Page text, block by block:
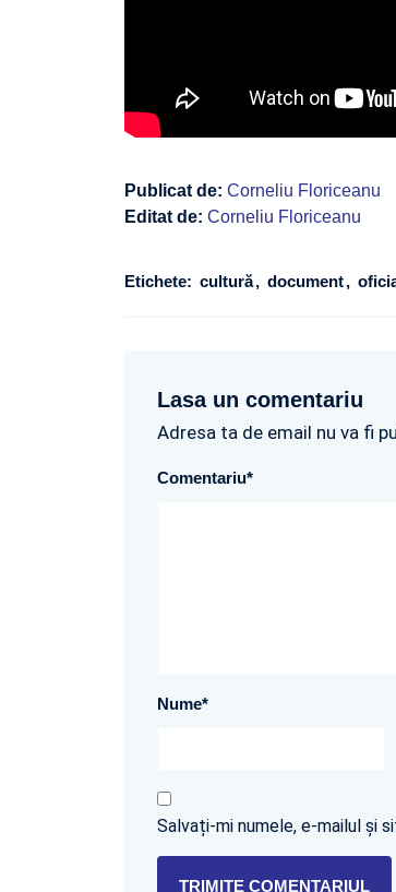
Publicat de: Corneliu Floriceanu
Editat de: Corneliu Floriceanu
Etichete: cultură document
Lasa un comentariu
Adresa ta de email nu va fi
Comentariu*
Nume*
Salvați-mi numele, e-mailul și